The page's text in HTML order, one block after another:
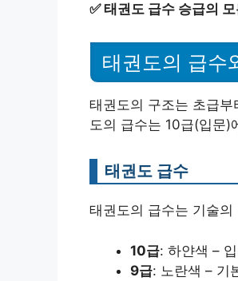
✅태권도 급수 승급의
태권도의 급수
태권도의 구조는 초급
도의 급수는 10급(입문)
태권도 급수
태권도의 급수는 기술
10급: 하얀색 –
9급: 노란색 – 기